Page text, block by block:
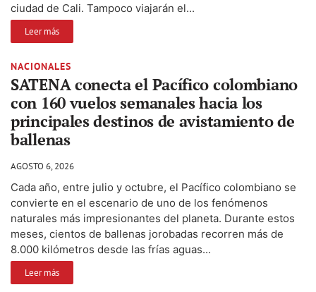
ciudad de Cali. Tampoco viajarán el...
Leer más
NACIONALES
SATENA conecta el Pacífico colombiano
con 160 vuelos semanales hacia los
principales destinos de avistamiento de
ballenas
AGOSTO 6, 2026
Cada año, entre julio y octubre, el Pacífico colombiano se
convierte en el escenario de uno de los fenómenos
naturales más impresionantes del planeta. Durante estos
meses, cientos de ballenas jorobadas recorren más de
8.000 kilómetros desde las frías aguas...
Leer más